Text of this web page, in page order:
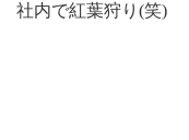
社内で紅葉狩り(笑)